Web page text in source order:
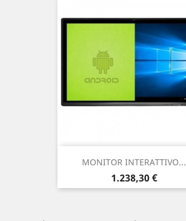
MONITOR INTERATTIVO...
Prezzo
1.238,30 €